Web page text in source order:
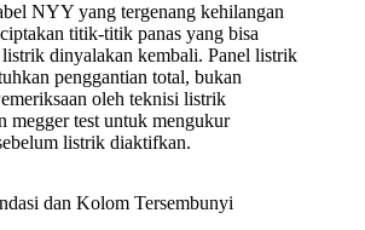
NYY yang tergenang kehilangan
titik-titik panas yang bisa
dinyalakan kembali. Panel listrik
penggantian total, bukan
oleh teknisi listrik
megger test untuk mengukur
listrik diaktifkan.
dan Kolom Tersembunyi